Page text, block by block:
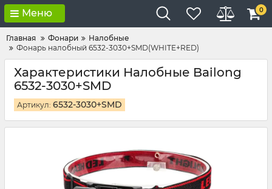
Меню 0
Главная Фонари
Налобные
Фонарь налобный 6532-3030+SMD(WHITE+RED)
Характеристики Налобные Bailong
6532-3030+SMD
Артикул: 6532-3030+SMD